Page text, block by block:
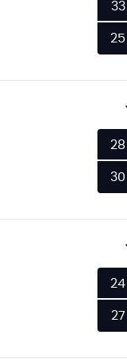
33
25
28
30
24
27